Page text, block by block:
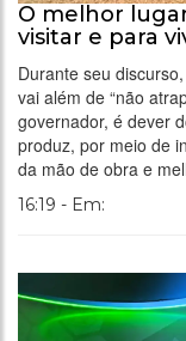
O melhor
visitar e para
Durante seu
vai além de “não
governador, é dever
produz, por meio de
da mão de obra e
16:19 - Em: